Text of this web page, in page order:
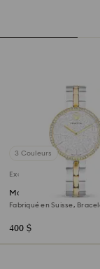
3 Couleurs
Exclusivité en ligne
Montre Cosmopolitan
Fabriqué en Suisse,
400 $